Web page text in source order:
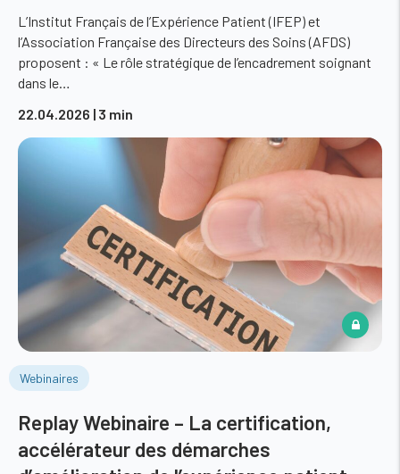
L’Institut Français de l’Expérience Patient (IFEP) et
l’Association Française des Directeurs des Soins (AFDS)
proposent : « Le rôle stratégique de l’encadrement soignant
dans le…
22.04.2026 | 3 min
Webinaires
Replay Webinaire – La certification,
accélérateur des démarches